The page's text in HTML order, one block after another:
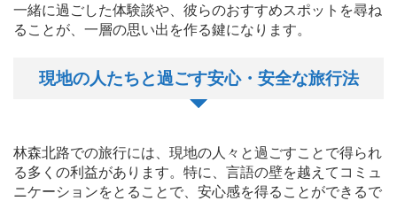
一緒に過ごした体験談や、彼らのおすすめスポットを尋ね
ることが、一層の思い出を作る鍵になります。
現地の人たちと過ごす安心・安全な旅行法
林森北路での旅行には、現地の人々と過ごすことで得られ
る多くの利益があります。特に、言語の壁を越えてコミュ
ニケーションをとることで、安心感を得ることができるで